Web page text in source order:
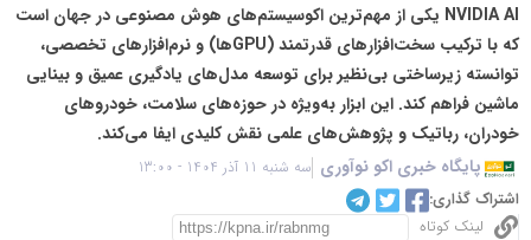
NVIDIA AI یکی از مهم‌ترین اکوسیستم‌های هوش مصنوعی در جهان است
که با ترکیب سخت‌افزارهای قدرتمند (GPUها) و نرم‌افزارهای تخصصی،
توانسته زیرساختی بی‌نظیر برای توسعه مدل‌های یادگیری عمیق و بینایی
ماشین فراهم کند. این ابزار به‌ویژه در حوزه‌های سلامت، خودروهای
خودران، رباتیک و پژوهش‌های علمی نقش کلیدی ایفا می‌کند.
پایگاه خبری اکو نوآوری سه شنبه 11 آذر 1404 - 13:00
اشتراک گذاری:
لینک کوتاه